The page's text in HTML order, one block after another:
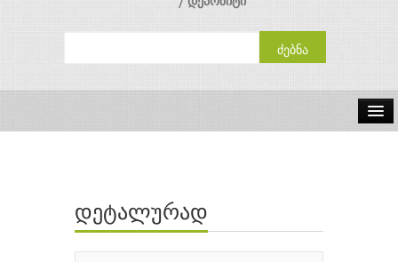
ავტორები
გამომცემლობები
დეტალურად